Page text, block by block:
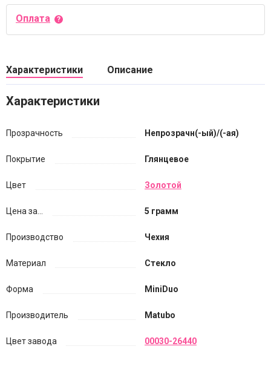
Оплата
Характеристики Описание
Характеристики
Прозрачность Непрозрачн(-ый)/(-ая)
Покрытие Глянцевое
Цвет Золотой
Цена за... 5 грамм
Производство Чехия
Материал Стекло
Форма MiniDuo
Производитель Matubo
Цвет завода 00030-26440